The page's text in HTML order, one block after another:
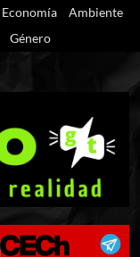
Economía
Ambiente
Género